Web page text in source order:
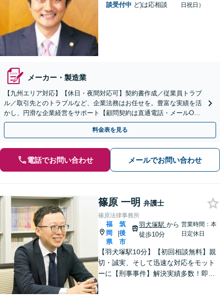
談受付中 ど)は応相談
日祝日）
メーカー・製造業
【九州エリア対応】【休日・夜間対応可】契約書作成／従業員トラブ
ル／取引先とのトラブルなど、企業法務はお任せを。豊富な実績を活
かし、円滑な企業経営をサポート【顧問契約は直通電話・メールO
K】【不動産・介護業界に精通】手ごろなな料金プランあり
料金表を見る
電話でお問い合わせ メールでお問い合わせ
篠原 一明 弁護士
篠原法律事務所
福
岡
県
|
筑
後
市
羽犬塚駅 から
徒歩10分
営業時間：本
日定休日
【羽犬塚駅10分】【初回相談無料】親
切・誠実、そして迅速な対応をモット
ーに【刑事事件】解決実績多数！即時